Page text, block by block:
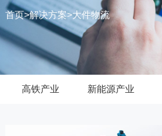
首页>解决方案>大件物流
高铁产业 新能源产业